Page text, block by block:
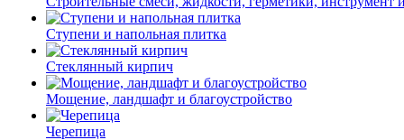
Ступени и напольная плитка
Cтеклянный кирпич
Мощение, ландшафт и благоустройство
Черепица